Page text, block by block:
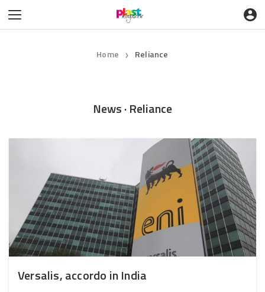
Home ❯ Reliance
News · Reliance
Versalis, accordo in India